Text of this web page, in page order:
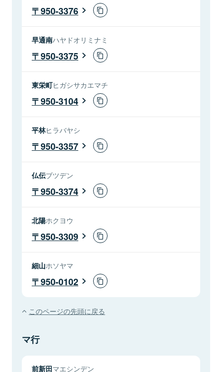
950-3376
早通南ハヤドオリミナミ
950-3375
東栄町ヒガシサカエマチ
950-3104
平林ヒラバヤシ
950-3357
仏伝ブツデン
950-3374
北陽ホクヨウ
950-3309
細山ホソヤマ
950-0102
このページの先頭に戻る
マ行
前新田マエシンデン